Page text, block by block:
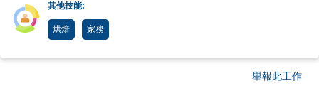
其他技能:
烘焙 家務
舉報此工作